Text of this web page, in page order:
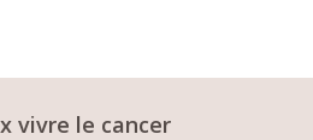
vivre le cancer